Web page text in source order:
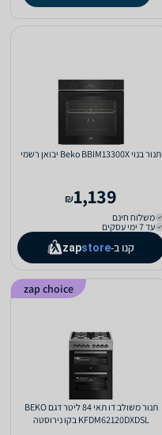
תנור בנוי Beko BBIM13300X יבואן רשמי
1,139
₪
משלוח חינם
עד 7 ימי עסקים
קנו ב- zapstore
תנור משולב דו תאי 84 ליטר דגם BEKO
KFDM62120DXDSL בקו נירוסטה
zap choice